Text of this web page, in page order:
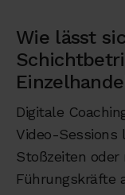
Wie lässt
Digitale
Video-Sessions
Stoßzeiten
Führungskräfte